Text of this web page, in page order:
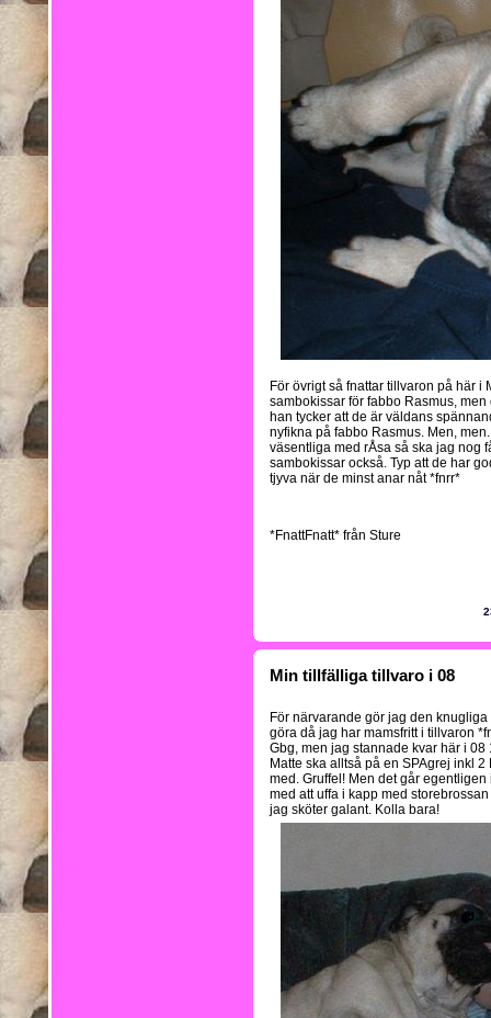
För övrigt så fnattar tillvaron på här
sambokissar för fabbo Rasmus,
han tycker att de är väldans
nyfikna på fabbo Rasmus. Men,
väsentliga med rÅsa så ska jag nog
sambokissar också. Typ att de har
tjyva när de minst anar nåt *fnrr*
*FnattFnatt* från Sture
Min tillfälliga tillvaro i 08
För närvarande gör jag den
göra då jag har mamsfritt i tillvaron
Gbg, men jag stannade kvar här i 08
Matte ska alltså på en SPAgrej inkl
med. Gruffel! Men det går
med att uffa i kapp med
jag sköter galant. Kolla bara!